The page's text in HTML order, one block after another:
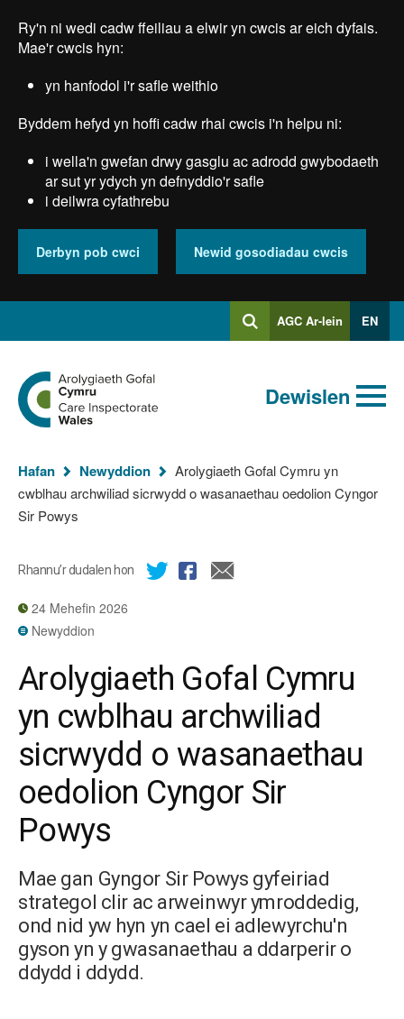
main
Ry'n ni wedi cadw ffeiliau a elwir yn cwcis ar eich dyfais.
Mae'r cwcis hyn:
yn hanfodol i'r safle weithio
Byddem hefyd yn hoffi cadw rhai cwcis i'n helpu ni:
i wella'n gwefan drwy gasglu ac adrodd gwybodaeth
ar sut yr ydych yn defnyddio'r safle
i deilwra cyfathrebu
Derbyn pob cwci Newid gosodiadau cwcis
ChwilioMewngofnodi
i
AGC Ar-lein EN
Chwiliad
allweddeiriau
cyflawn
Chwilio
Ewch
i
hafan
Arolygiaeth
Cymru
Dewislen
Rydych
chi
yma:
Hafan Newyddion
Arolygiaeth Gofal Cymru yn
cwblhau archwiliad sicrwydd o wasanaethau oedolion Cyngor
Sir Powys
Rhannu’r dudalen hon
24 Mehefin 2026
Newyddion
Arolygiaeth Gofal Cymru
yn cwblhau archwiliad
sicrwydd o wasanaethau
oedolion Cyngor Sir
Powys
Mae gan Gyngor Sir Powys gyfeiriad
strategol clir ac arweinwyr ymroddedig,
ond nid yw hyn yn cael ei adlewyrchu'n
gyson yn y gwasanaethau a ddarperir o
ddydd i ddydd.